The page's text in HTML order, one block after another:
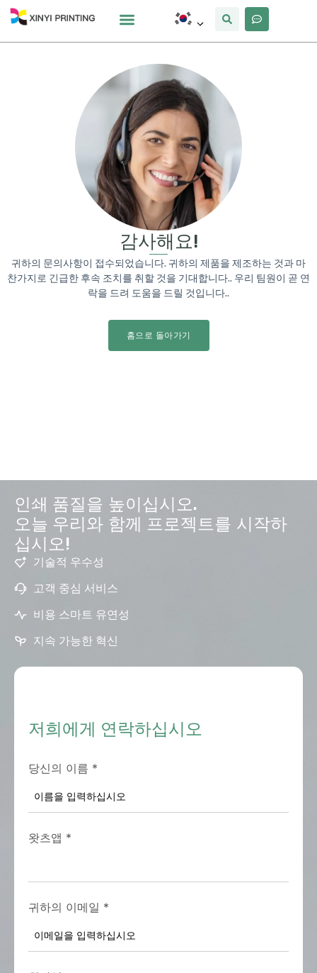
감사해요!
귀하의 문의사항이 접수되었습니다. 귀하의 제품을 제조하는 것과 마
찬가지로 긴급한 후속 조치를 취할 것을 기대합니다.. 우리 팀원이 곧 연
락을 드려 도움을 드릴 것입니다..
홈으로 돌아가기
인쇄 품질을 높이십시오.
오늘 우리와 함께 프로젝트를 시작하
십시오!
기술적 우수성
고객 중심 서비스
비용 스마트 유연성
지속 가능한 혁신
저희에게 연락하십시오
당신의 이름 *
왓츠앱 *
귀하의 이메일 *